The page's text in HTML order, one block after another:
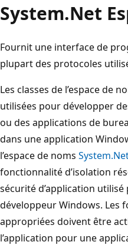
System.Net
Fournit une interface de
plupart des protocoles
Les classes de l’espace de
utilisées pour développer
ou des applications de
dans une application
l’espace de noms
fonctionnalité d’isolation
sécurité d’application
développeur Windows. Les
appropriées doivent être
l’application pour une